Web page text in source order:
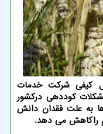
کیفی شرکت خدمات
کوددهی درکشور
به علت فقدان دانش
راکاهش می دهد.